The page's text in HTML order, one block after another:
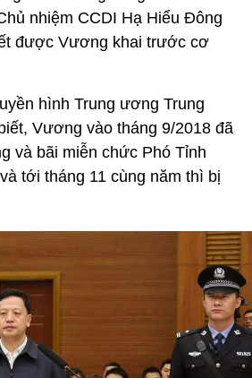
nhiệm CCDI Hạ Hiểu Đông
được Vương khai trước cơ
hình Trung ương Trung
Vương vào tháng 9/2018 đã
và bãi miễn chức Phó Tỉnh
tới tháng 11 cùng năm thì bị